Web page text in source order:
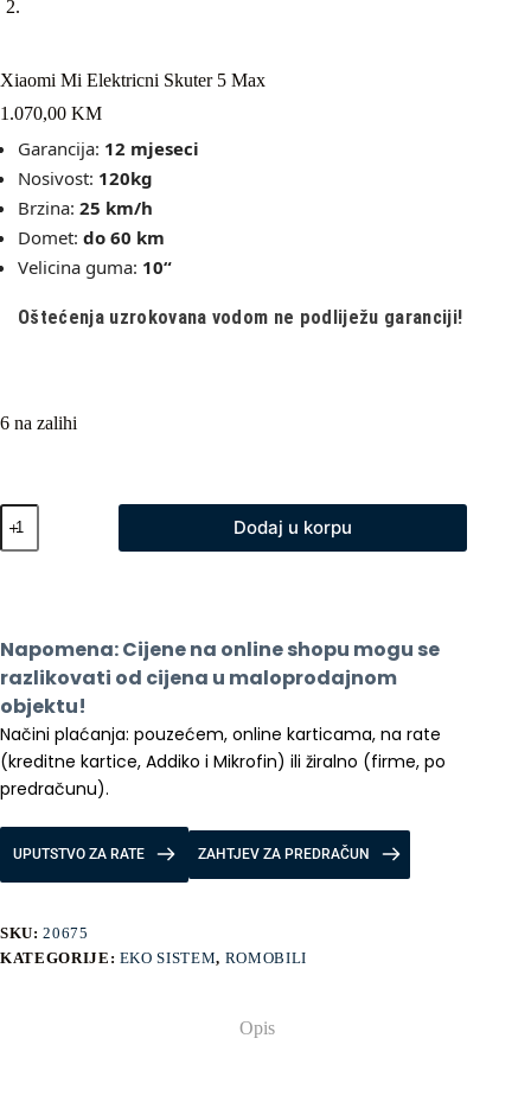
Xiaomi Mi Elektricni Skuter 5 Max
1.070,00 KM
Garancija: 12 mjeseci
Nosivost: 120kg
Brzina: 25 km/h
Domet: do 60 km
Velicina guma: 10“
Oštećenja uzrokovana vodom ne podliježu garanciji!
6 na zalihi
Xiaomi
Mi
Elektricni
Dodaj u korpu
Napomena: Cijene na online shopu mogu se
razlikovati od cijena u maloprodajnom
objektu!
Načini plaćanja: pouzećem, online karticama, na rate
(kreditne kartice, Addiko i Mikrofin) ili žiralno (firme, po
predračunu).
UPUTSTVO ZA RATE ZAHTJEV ZA PREDRAČUN
SKU:20675
KATEGORIJE: EKO SISTEM, ROMOBILI
Opis